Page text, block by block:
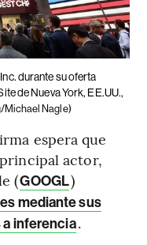
durante su oferta
de Nueva York, EE.UU.,
Michael Nagle)
espera que
actor,
(GOOGL)
mediante sus
inferencia.